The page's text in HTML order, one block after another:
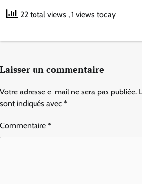
22 total views , 1 views today
Laisser un commentaire
Votre adresse e-mail ne sera pas publiée.
sont indiqués avec *
Commentaire *